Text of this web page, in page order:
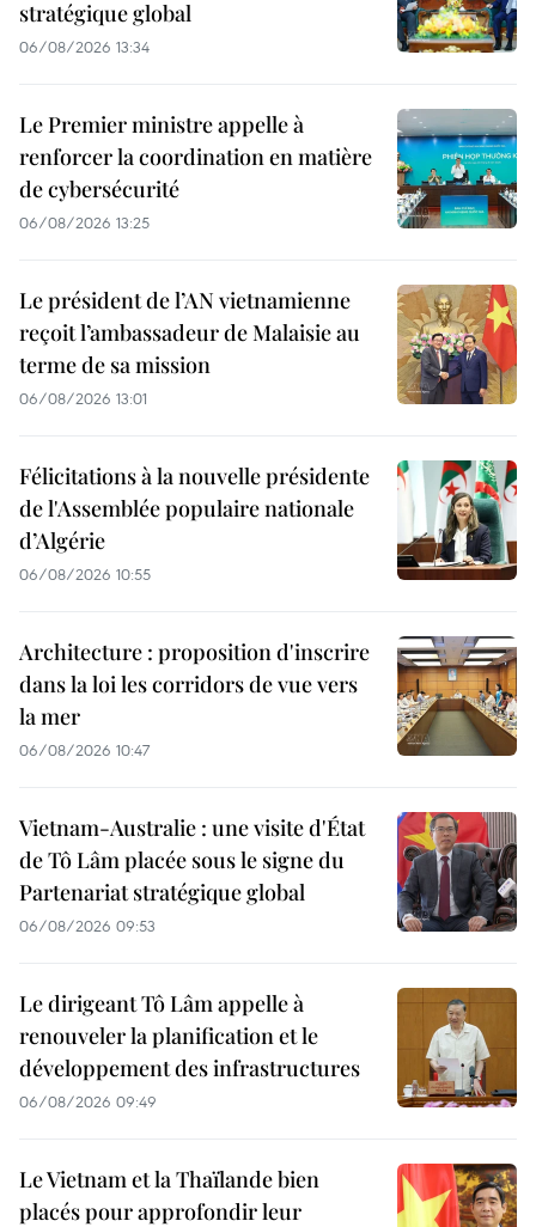
stratégique global
06/08/2026 13:34
Le Premier ministre appelle à
renforcer la coordination en matière
de cybersécurité
06/08/2026 13:25
Le président de l’AN vietnamienne
reçoit l’ambassadeur de Malaisie au
terme de sa mission
06/08/2026 13:01
Félicitations à la nouvelle présidente
de l'Assemblée populaire nationale
d’Algérie
06/08/2026 10:55
Architecture : proposition d'inscrire
dans la loi les corridors de vue vers
la mer
06/08/2026 10:47
Vietnam-Australie : une visite d'État
de Tô Lâm placée sous le signe du
Partenariat stratégique global
06/08/2026 09:53
Le dirigeant Tô Lâm appelle à
renouveler la planification et le
développement des infrastructures
06/08/2026 09:49
Le Vietnam et la Thaïlande bien
placés pour approfondir leur